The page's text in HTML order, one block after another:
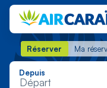
Réserver Ma
Réserver Ma
Depuis